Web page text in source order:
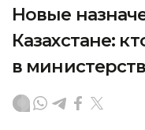
Новые
Казахстане:
в